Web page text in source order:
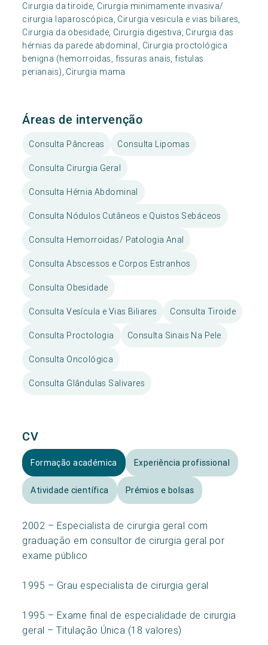
Cirurgia da tiroide, Cirurgia minimamente invasiva/
cirurgia laparoscópica, Cirurgia vesicula e vias biliares,
Cirurgia da obesidade, Cirurgia digestiva, Cirurgia das
hérnias da parede abdominal, Cirurgia proctológica
benigna (hemorroidas, fissuras anais, fistulas
perianais), Cirurgia mama
Áreas de intervenção
Consulta Pâncreas Consulta Lipomas
Consulta Cirurgia Geral
Consulta Hérnia Abdominal
Consulta Nódulos Cutâneos e Quistos Sebáceos
Consulta Hemorroidas/ Patologia Anal
Consulta Abscessos e Corpos Estranhos
Consulta Obesidade
Consulta Vesícula e Vias Biliares Consulta Tiroide
Consulta Proctologia Consulta Sinais Na Pele
Consulta Oncológica
Consulta Glândulas Salivares
CV
Formação académica Experiência profissional
Atividade científica Prémios e bolsas
2002 – Especialista de cirurgia geral com
graduação em consultor de cirurgia geral por
exame público
1995 – Grau especialista de cirurgia geral
1995 – Exame final de especialidade de cirurgia
geral – Titulação Única (18 valores)